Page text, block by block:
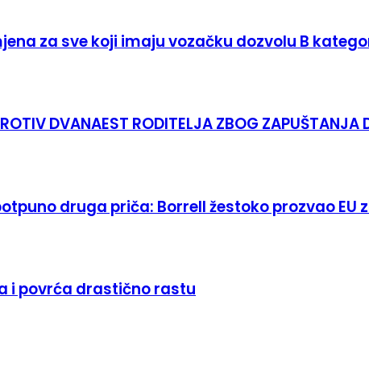
za sve koji imaju vozačku dozvolu B
DVANAEST RODITELJA ZBOG ZAPUŠTANJA
druga priča: Borrell žestoko prozvao EU
i povrća drastično rastu